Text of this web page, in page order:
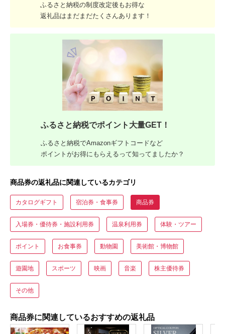
ふるさと納税の制度改定後もお得な
返礼品はまだまだたくさんあります！
ふるさと納税でポイント大量GET！
ふるさと納税でAmazonギフトコードなど
ポイントがお得にもらえるって知ってましたか？
商品券の返礼品に関連しているカテゴリ
カタログギフト 宿泊券・食事券 商品券
入場券・優待券・施設利用券 温泉利用券 体験・ツアー
ポイント お食事券 動物園 美術館・博物館
遊園地 スポーツ 映画 音楽 株主優待券
その他
商品券に関連しているおすすめの返礼品